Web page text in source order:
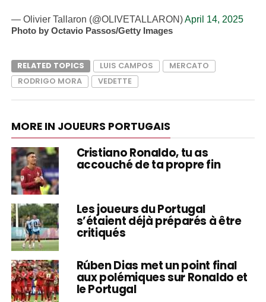
— Olivier Tallaron (@OLIVETALLARON)April 14, 2025
Photo by Octavio Passos/Getty Images
RELATED TOPICS LUIS CAMPOS
MERCATO
RODRIGO MORA
VEDETTE
MORE IN JOUEURS PORTUGAIS
Cristiano Ronaldo, tu as
accouché de ta propre fin
Les joueurs du Portugal
s’étaient déjà préparés à être
critiqués
Rúben Dias met un point final
aux polémiques sur Ronaldo et
le Portugal